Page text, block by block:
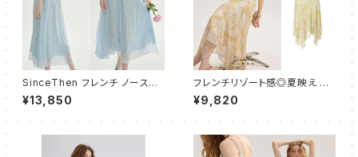
SinceThen フレンチ ノースリ
¥13,850
フレンチリゾート感◎夏映え キ
ャミワンピース フレア ロング
¥9,820